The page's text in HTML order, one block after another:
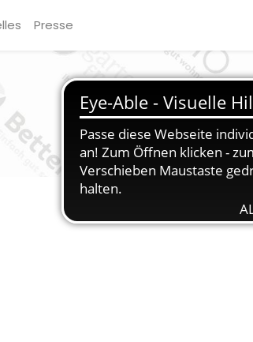
Presse